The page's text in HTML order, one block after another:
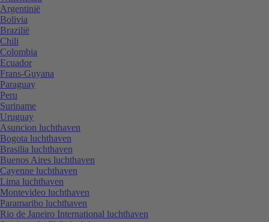
Argentinië
Bolivia
Brazilië
Chili
Colombia
Ecuador
Frans-Guyana
Paraguay
Peru
Suriname
Uruguay
Asuncion luchthaven
Bogota luchthaven
Brasilia luchthaven
Buenos Aires luchthaven
Cayenne luchthaven
Lima luchthaven
Montevideo luchthaven
Paramaribo luchthaven
Rio de Janeiro International luchthaven